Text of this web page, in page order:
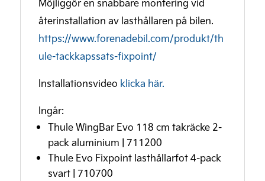
återinstallation av lasthållaren på bilen.
https://www.forenadebil.com/produkt/th
ule-tackkapssats-fixpoint/
Installationsvideo klicka här.
Ingår:
Thule WingBar Evo 118 cm takräcke 2-
pack aluminium | 711200
Thule Evo Fixpoint lasthållarfot 4-pack
svart | 710700